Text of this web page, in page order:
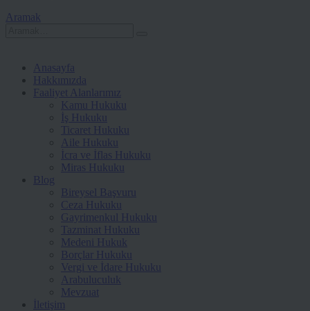
Aramak
Anasayfa
Hakkımızda
Faaliyet Alanlarımız
Kamu Hukuku
İş Hukuku
Ticaret Hukuku
Aile Hukuku
İcra ve İflas Hukuku
Miras Hukuku
Blog
Bireysel Başvuru
Ceza Hukuku
Gayrimenkul Hukuku
Tazminat Hukuku
Medeni Hukuk
Borçlar Hukuku
Vergi ve İdare Hukuku
Arabuluculuk
Mevzuat
İletişim